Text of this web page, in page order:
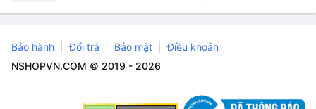
Bảo hành Đổi trả Bảo mật
Điều khoản
NSHOPVN.COM © 2019 - 2026